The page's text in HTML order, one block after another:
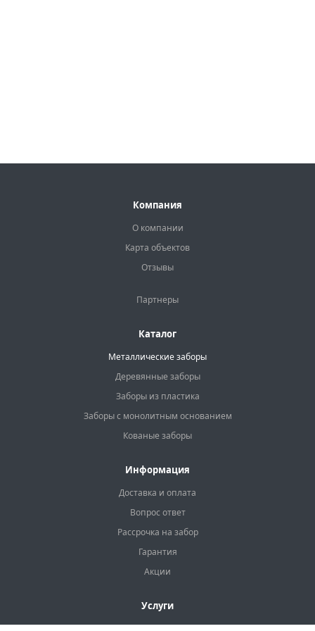
Компания
О компании
Карта объектов
Отзывы
Партнеры
Каталог
Металлические заборы
Деревянные заборы
Заборы из пластика
Заборы с монолитным основанием
Кованые заборы
Информация
Доставка и оплата
Вопрос ответ
Рассрочка на забор
Гарантия
Акции
Услуги
Калькулятор